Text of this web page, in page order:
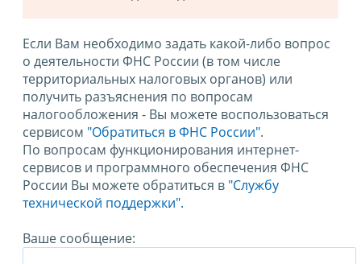
Если Вам необходимо задать какой-либо вопрос
о деятельности ФНС России (в том числе
территориальных налоговых органов) или
получить разъяснения по вопросам
налогообложения - Вы можете воспользоваться
сервисом "Обратиться в ФНС России".
По вопросам функционирования интернет-
сервисов и программного обеспечения ФНС
России Вы можете обратиться в "Службу
технической поддержки".
Ваше сообщение: